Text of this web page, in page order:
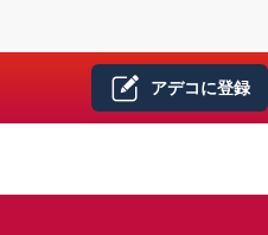
アデコに登録